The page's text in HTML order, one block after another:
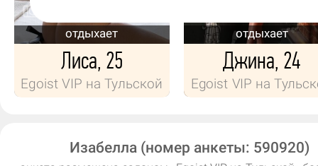
Небольшой блиц. Я буду называть два
вариантa, а ты должна выбрать один
1) Откровенные прикосновения или
"Ветка сакуры".
отдыхает
Лиса, 25
Egoist VIP на Тульской
отдыхает
Джина, 24
Egoist VIP на
Изабелла (номер анкеты: 590920)